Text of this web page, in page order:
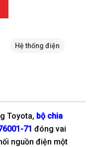
Hệ thống điện
Toyota, bộ chia
71 đóng vai
nguồn điện một